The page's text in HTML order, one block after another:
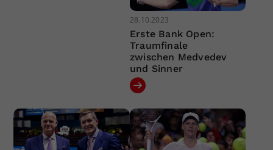
28.10.2023
Erste Bank Open:
Traumfinale
zwischen Medvedev
und Sinner